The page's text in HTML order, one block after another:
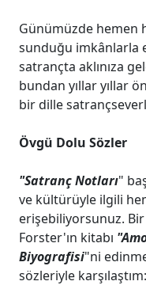
Günümüzde hemen
sunduğu imkânlarla
satrançta aklınıza
bundan yıllar yıllar
bir dille
Övgü Dolu Sözler
"Satranç Notları"
ve kültürüyle ilgili
erişebiliyorsunuz.
Forster'ın kitabı
Biyografisi"ni
sözleriyle karşılaştım: